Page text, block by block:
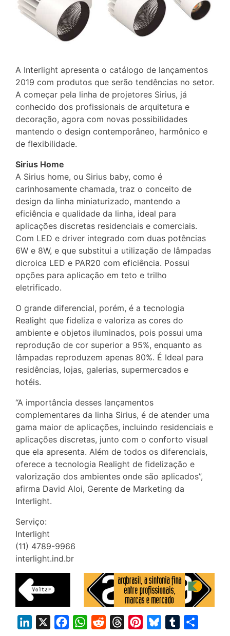
A Interlight apresenta o catálogo de lançamentos
2019 com produtos que serão tendências no setor.
A começar pela linha de projetores Sirius, já
conhecido dos profissionais de arquitetura e
decoração, agora com novas possibilidades
mantendo o design contemporâneo, harmônico e
de flexibilidade.
Sirius Home
A Sirius home, ou Sirius baby, como é
carinhosamente chamada, traz o conceito de
design da linha miniaturizado, mantendo a
eficiência e qualidade da linha, ideal para
aplicações discretas residenciais e comerciais.
Com LED e driver integrado com duas potências
6W e 8W, e que substitui a utilização de lâmpadas
dicroica LED e PAR20 com eficiência. Possui
opções para aplicação em teto e trilho
eletrificado.
O grande diferencial, porém, é a tecnologia
Realight que fideliza e valoriza as cores do
ambiente e objetos iluminados, pois possui uma
reprodução de cor superior a 95%, enquanto as
lâmpadas reproduzem apenas 80%. É Ideal para
residências, lojas, galerias, supermercados e
hotéis.
“A importância desses lançamentos
complementares da linha Sirius, é de atender uma
gama maior de aplicações, incluindo residenciais e
aplicações discretas, junto com o conforto visual
que ela apresenta. Além de todos os diferenciais,
oferece a tecnologia Realight de fidelização e
valorização dos ambientes onde são aplicados”,
afirma David Aloi, Gerente de Marketing da
Interlight.
Serviço:
Interlight
(11) 4789-9966
interlight.ind.br
W